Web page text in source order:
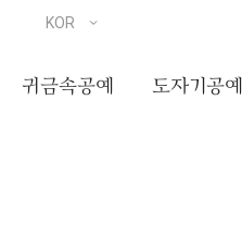
귀금속공예 도자기공예